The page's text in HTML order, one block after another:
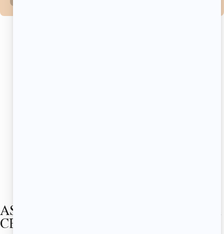
ASTUCES POUR UN BROWNIE AUX
CERISES ENCORE PLUS FONDANT